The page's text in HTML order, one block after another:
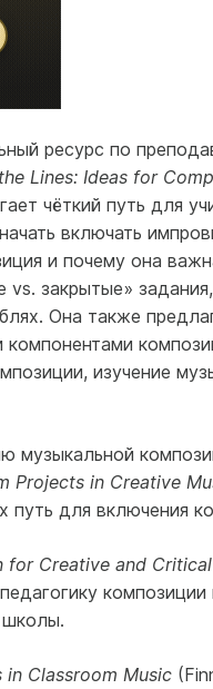
ресурс по
Lines: Ideas for
чёткий путь для
включать
и почему она
vs. закрытые»
Она также
изучение
музыкальной
Projects in Creative
для включения
for Creative and
школы.
Classroom Music